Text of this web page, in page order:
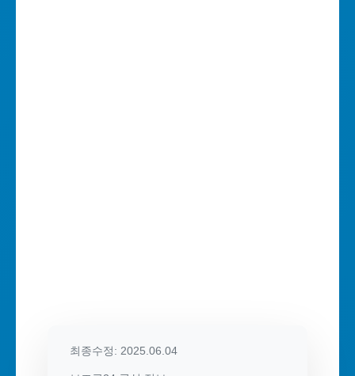
최종수정: 2025.06.04